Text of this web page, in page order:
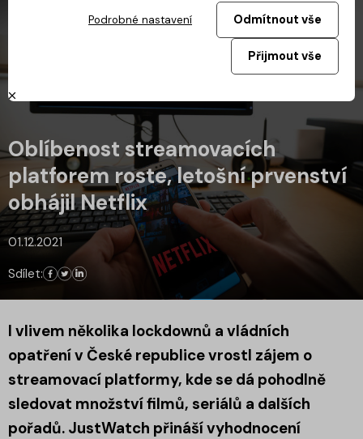
Oblíbenost streamovacích
platforem roste, letošní prvenství
obhájil Netflix
01.12.2021
Sdílet:
I vlivem několika lockdownů a vládních
opatření v České republice vrostl zájem o
streamovací platformy, kde se dá pohodlně
sledovat množství filmů, seriálů a dalších
pořadů. JustWatch přináší vyhodnocení
Podrobné nastavení Odmítnout vše
Přijmout vše